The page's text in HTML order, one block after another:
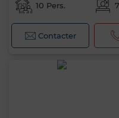
10 Pers.
Contacter